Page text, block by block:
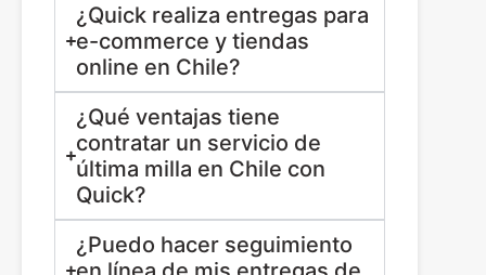
¿Quick realiza entregas para
e-commerce y tiendas
online en Chile?
¿Qué ventajas tiene
contratar un servicio de
última milla en Chile con
Quick?
¿Puedo hacer seguimiento